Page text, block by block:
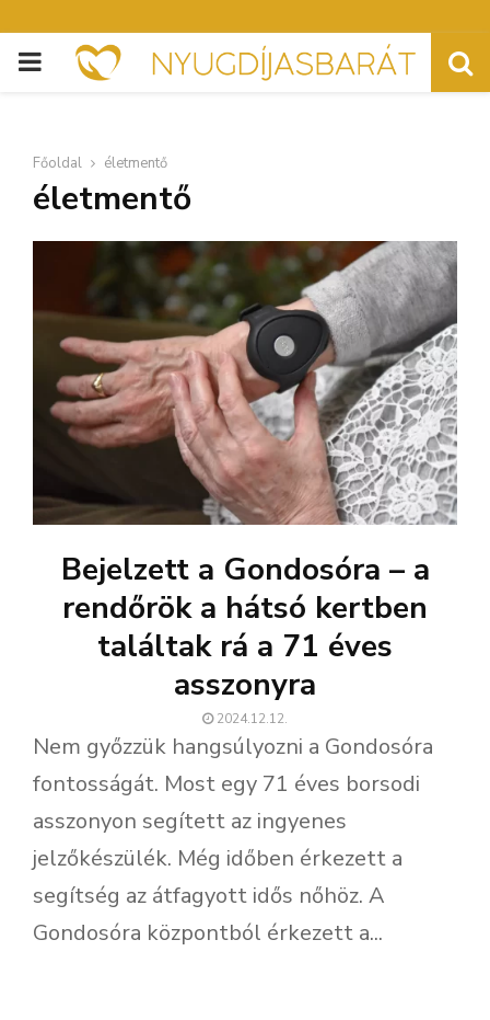
PRIMARY
Főoldal életmentő
életmentő
Bejelzett a Gondosóra – a
rendőrök a hátsó kertben
találtak rá a 71 éves
asszonyra
2024.12.12.
Nem győzzük hangsúlyozni a Gondosóra
fontosságát. Most egy 71 éves borsodi
asszonyon segített az ingyenes
jelzőkészülék. Még időben érkezett a
segítség az átfagyott idős nőhöz. A
Gondosóra központból érkezett a...